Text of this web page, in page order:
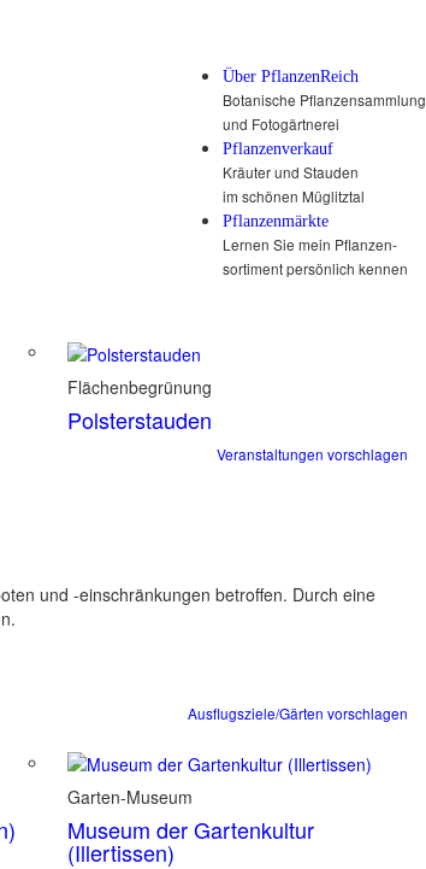
Über PflanzenReich
Botanische Pflanzensammlung
und Fotogärtnerei
Pflanzenverkauf
Kräuter und Stauden
im schönen Müglitztal
Pflanzenmärkte
Lernen Sie mein Pflanzen-
sortiment persönlich kennen
Flächenbegrünung
Polsterstauden
Veranstaltungen vorschlagen
und -einschränkungen betroffen. Durch eine
Ausflugsziele/Gärten vorschlagen
Garten-Museum
Museum der Gartenkultur
(Illertissen)